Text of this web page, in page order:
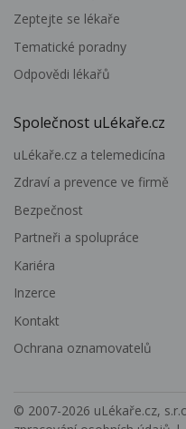
Zeptejte se lékaře
Tematické poradny
Odpovědi lékařů
Společnost uLékaře.cz
uLékaře.cz a telemedicína
Zdraví a prevence ve firmě
Bezpečnost
Partneři a spolupráce
Kariéra
Inzerce
Kontakt
Ochrana oznamovatelů
© 2007-2026 uLékaře.cz,